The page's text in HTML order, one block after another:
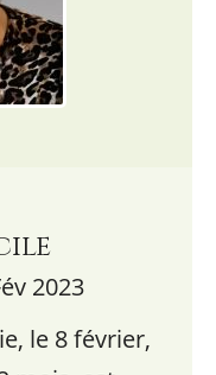
2023
le 8 février,